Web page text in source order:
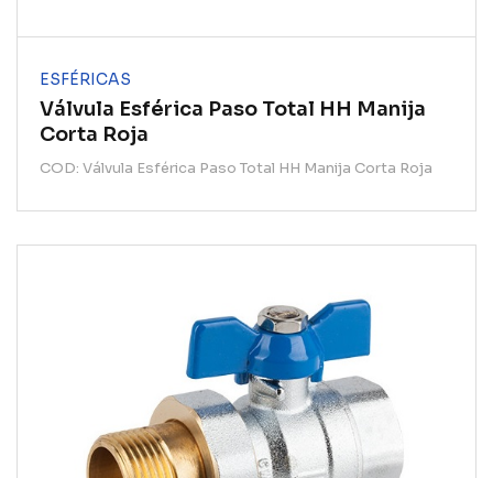
ESFÉRICAS
Válvula Esférica Paso Total HH Manija
Corta Roja
COD: Válvula Esférica Paso Total HH Manija Corta Roja